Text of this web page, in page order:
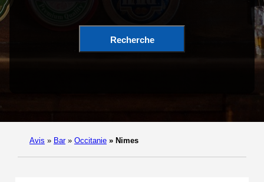
Recherche
Avis » Bar » Occitanie » Nimes